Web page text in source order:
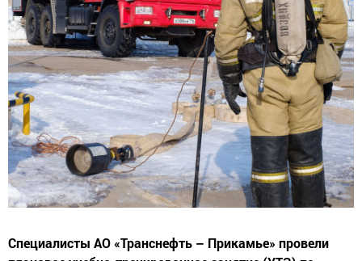
плановое учебно-тренировочное занятие (УТЗ) по